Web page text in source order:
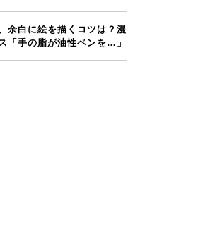
余白に絵を描くコツは？漫
「手の脂が油性ペンを…」